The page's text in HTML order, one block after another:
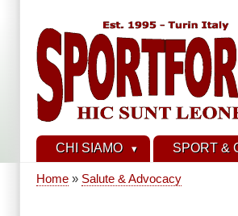
content
CHI SIAMO SPORT &
Home Salute & Advocacy